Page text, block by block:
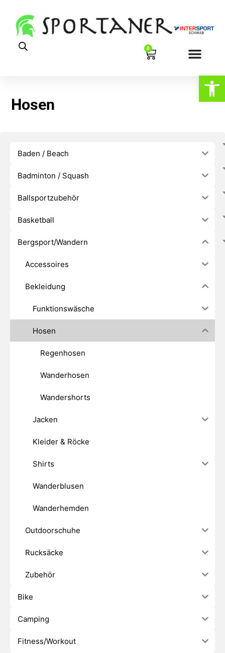
0
Hosen
Baden / Beach
Badminton / Squash
Ballsportzubehör
Basketball
Bergsport/Wandern
Accessoires
Bekleidung
Funktionswäsche
Hosen
Regenhosen
Wanderhosen
Wandershorts
Jacken
Kleider & Röcke
Shirts
Wanderblusen
Wanderhemden
Outdoorschuhe
Rucksäcke
Zubehör
Bike
Camping
Fitness/Workout